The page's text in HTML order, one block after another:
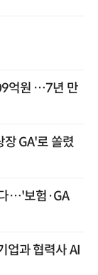
억원 …7년 만
GA'로 쏠렸
…'보험·GA
업과 협력사 AI